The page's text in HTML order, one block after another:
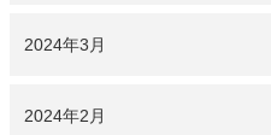
2024年3月
2024年2月